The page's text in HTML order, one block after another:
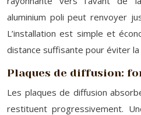
aluminium poli peut renvoyer
L’installation est simple et
distance suffisante pour éviter la
Plaques de diffusion:
Les plaques de diffusion
restituent progressivement.